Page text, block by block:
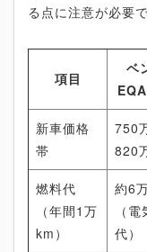
る点に注意が必要で
項目
ベ
新車価格
帯
750
820
燃料代
（年間1万
km）
約6
（電
代）